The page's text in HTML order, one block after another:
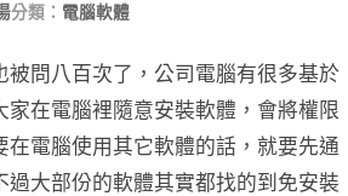
分類： 電腦軟體
被問八百次了，公司電腦有很多基於
家在電腦裡隨意安裝軟體，會將權限
在電腦使用其它軟體的話，就要先通
過大部份的軟體其實都找的到免安裝